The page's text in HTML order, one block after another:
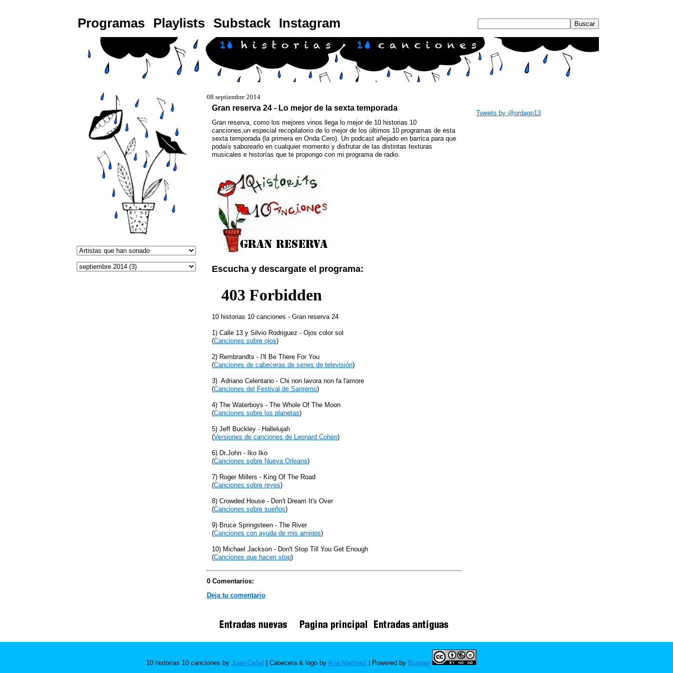
Programas Playlists Substack Instagram
08 septiembre 2014
Gran reserva 24 - Lo mejor de la sexta temporada
Gran reserva, como los mejores vinos llega lo mejor de 10 historias 10
canciones,un especial recopilatorio de lo mejor de los últimos 10 programas de esta
sexta temporada (la primera en Onda Cero). Un podcast añejado en barrica para que
podaís saborearlo en cualquier momento y disfrutar de las distintas texturas
musicales e historías que te propongo con mi programa de radio.
Escucha y descargate el programa:
10 historias 10 canciones - Gran reserva 24
1) Calle 13 y Silvio Rodriguez - Ojos color sol
(Canciones sobre ojos)
2) Rembrandts - I'll Be There For You
(Canciones de cabeceras de series de televisión)
3) Adriano Celentano - Chi non lavora non fa l'amore
(Canciones del Festival de Sanremo)
4) The Waterboys - The Whole Of The Moon
(Canciones sobre los planetas)
5) Jeff Buckley - Hallelujah
(Versiones de canciones de Leonard Cohen)
6) Dr.John - Iko Iko
(Canciones sobre Nueva Orleans)
7) Roger Millers - King Of The Road
(Canciones sobre reyes)
8) Crowded House - Don't Dream It's Over
(Canciones sobre sueños)
9) Bruce Springsteen - The River
(Canciones con ayuda de mis amigos)
10) Michael Jackson - Don't Stop Till You Get Enough
(Canciones que hacen stop)
0 Comentarios:
Deja tu comentario
Tweets by @ordago13
10 historias 10 canciones by Juan Ceñal | Cabecera & logo by Ana Martinez | Powered by Blogger